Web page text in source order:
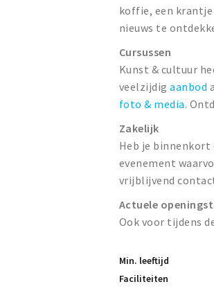
koffie, een krantje
nieuws te
Cursussen
Kunst & cultuur
veelzijdigaanbod
foto & media.
Zakelijk
Heb je
evenement
vrijblijvend
Actuele
Ook voor tijdens
Min. leeftijd
Faciliteiten